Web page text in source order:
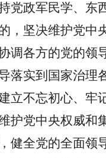
党政军民学、东
，坚决维护党中
调各方的党的领
落实到国家治理
立不忘初心、牢
护党中央权威和
健全党的全面领